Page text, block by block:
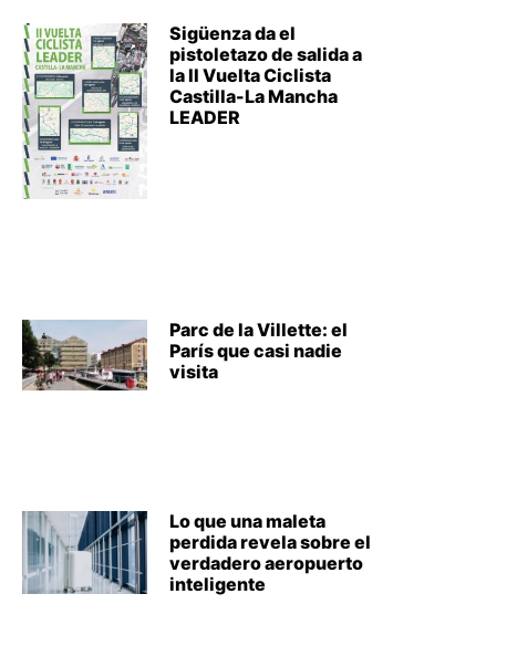
Sigüenza da el
pistoletazo de salida a
la II Vuelta Ciclista
Castilla-La Mancha
LEADER
Parc de la Villette: el
París que casi nadie
visita
Lo que una maleta
perdida revela sobre el
verdadero aeropuerto
inteligente